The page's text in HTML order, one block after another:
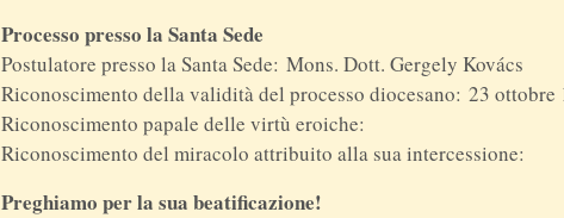
Processo presso la Santa Sede
Postulatore presso la Santa Sede: Mons. Dott. Gergely Kovács
Riconoscimento della validità del processo diocesano: 23 ottobre
Riconoscimento papale delle virtù eroiche:
Riconoscimento del miracolo attribuito alla sua intercessione:
Preghiamo per la sua beatificazione!